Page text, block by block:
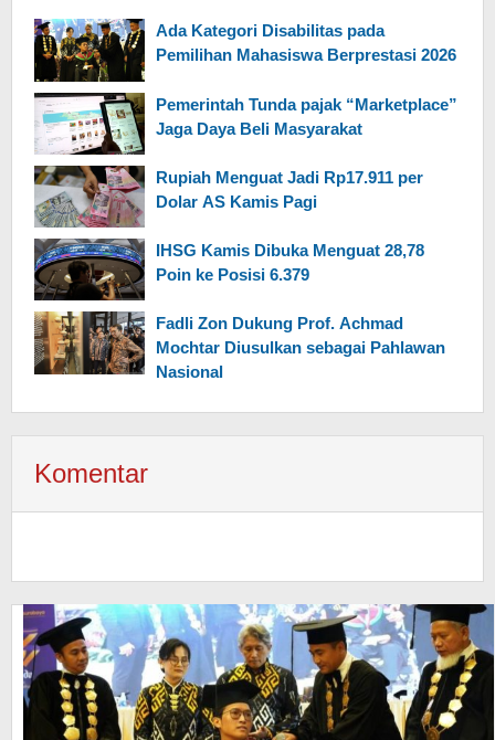
Ada Kategori Disabilitas pada
Pemilihan Mahasiswa Berprestasi 2026
Pemerintah Tunda pajak “Marketplace”
Jaga Daya Beli Masyarakat
Rupiah Menguat Jadi Rp17.911 per
Dolar AS Kamis Pagi
IHSG Kamis Dibuka Menguat 28,78
Poin ke Posisi 6.379
Fadli Zon Dukung Prof. Achmad
Mochtar Diusulkan sebagai Pahlawan
Nasional
Komentar